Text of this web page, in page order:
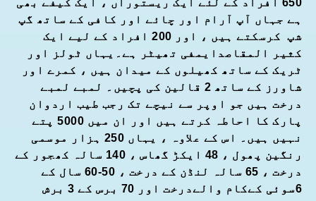
650 افراد کے لئے ایک ریستوراں ، ایک کیفے بھی
ہے جہاں آپ آرام اور چائے اور کافی کے ساتھ گپ
شپ کرسکتے ہیں ، اور 200 افراد کے لیے ایک
کثیر المقاصدایمفی تھیٹر ہے۔یہاں ٹولز اور
ٹریک کے ساتھ کھیلوں کے میدان ہیں ، کمرے اور
شاورز کے ساتھ 2 قالین کی پچیں۔ لمبے لمبے
درخت ہیں جو اوپر سے نیچے تک رجب طیب اردوان
پارک کا احاطہ کرتے ہیں اور ان میں 5000 پتے
نہیں ہیں۔ اس کے علاوہ ، یہاں 250 ہزار موسمی
رنگین پھول ، 48 ایکڑ گھاس ، 140 سالہ کھجور کے
درخت ، 65 سالہ لنڈن کے درخت ، 50-60 سال کے
6سوئی کےکام والےدرخت اور 70 برس کے 3 برش